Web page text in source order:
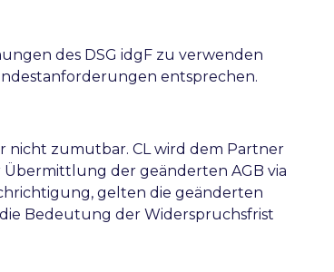
des DSG idgF zu verwenden
entsprechen.
nicht zumutbar. CL wird dem Partner
der geänderten AGB via
gelten die geänderten
Bedeutung der Widerspruchsfrist